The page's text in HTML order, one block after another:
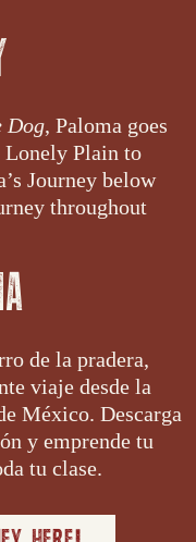
Dog, Paloma goes
Plain to
Journey below
throughout
de la pradera,
viaje desde la
México. Descarga
y emprende tu
tu clase.